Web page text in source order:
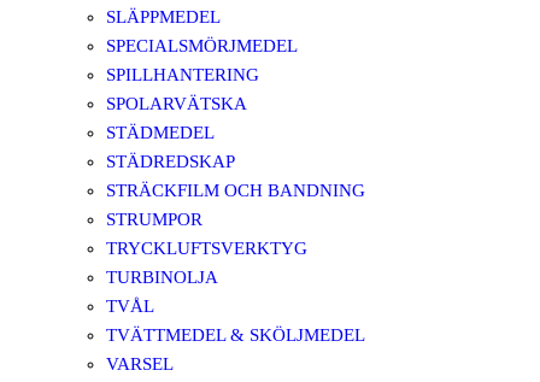
SLÄPPMEDEL
SPECIALSMÖRJMEDEL
SPILLHANTERING
SPOLARVÄTSKA
STÄDMEDEL
STÄDREDSKAP
STRÄCKFILM OCH BANDNING
STRUMPOR
TRYCKLUFTSVERKTYG
TURBINOLJA
TVÅL
TVÄTTMEDEL & SKÖLJMEDEL
VARSEL